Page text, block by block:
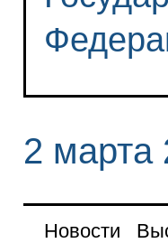
2 марта
Новости